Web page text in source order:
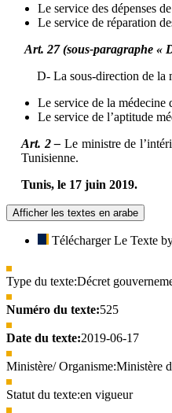
Le service des dépenses
Le service de réparation
Art. 27 (sous-paragraphe «
D- La sous-direction de la
Le service de la médecine
Le service de l’aptitude
Art. 2 – Le ministre de
Tunisienne.
Tunis, le 17 juin 2019.
Afficher les textes en arabe
Télécharger Le Texte
Type du texte:Décret
Numéro du texte:525
Date du texte:2019-06-17
Ministère/ Organisme:Ministère
Statut du texte:en vigueur